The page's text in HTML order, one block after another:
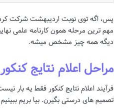
پس، اگه توی نوبت اردیبهشت شرکت
مهم ترین مرحله همون کارنامه علمی
دیگه همه چیز مشخص میشه.
مراحل اعلام نتایج کنکور ۱۴۰۴: از نمره خام تا قبولی
فرآیند اعلام نتایج کنکور فقط یه بار
تصمیم های درستی بگیرن. بیا بریم